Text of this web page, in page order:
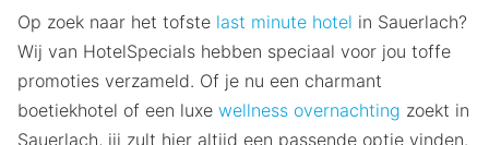
Op zoek naar het tofste last minute hotel in Sauerlach?
Wij van HotelSpecials hebben speciaal voor jou toffe
promoties verzameld. Of je nu een charmant
boetiekhotel of een luxe wellness overnachting zoekt in
Sauerlach, jij zult hier altijd een passende optie vinden.